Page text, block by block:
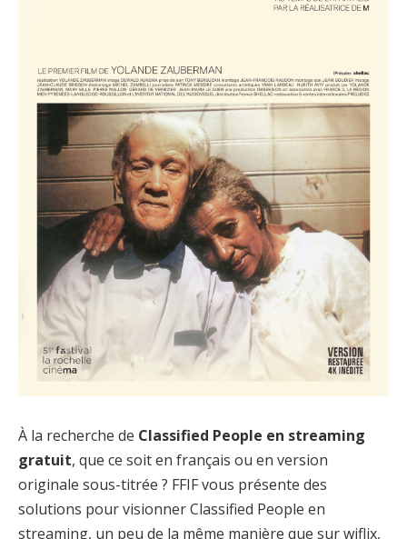
À la recherche de Classified People en streaming
gratuit, que ce soit en français ou en version
originale sous-titrée ? FFIF vous présente des
solutions pour visionner Classified People en
streaming, un peu de la même manière que sur wiflix,